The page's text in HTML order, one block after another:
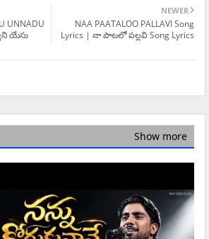
NEWER
NAA PAATALOO PALLAVI Song
Lyrics | నా పాటలో పల్లవి Song Lyrics
UNNADU
యేసు
Show more